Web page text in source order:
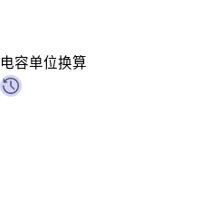
电容单位换算